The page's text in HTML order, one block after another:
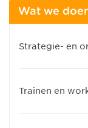
Wat we
Strategie- en
Trainen en